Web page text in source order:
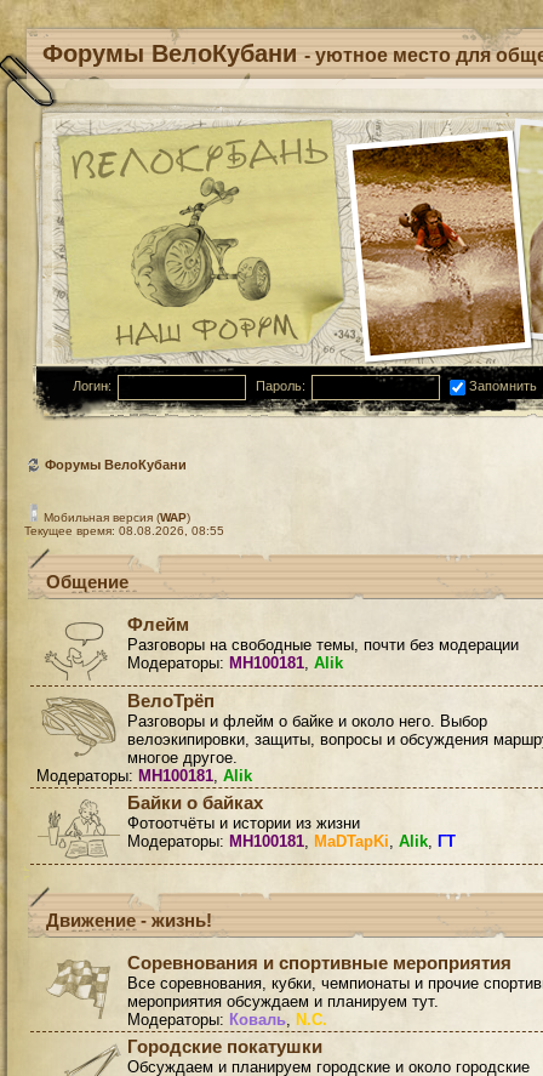
Форумы ВелоКубани - уютное место для
Логин: Пароль: Запомнить
Форумы ВелоКубани
Мобильная версия (WAP)
Текущее время: 08.08.2026, 08:55
Общение
Флейм
Разговоры на свободные темы, почти без модерации
Модераторы: MH100181, Alik
ВелоТрёп
Разговоры и флейм о байке и около него. Выбор
велоэкипировки, защиты, вопросы и обсуждения
многое другое.
Модераторы: MH100181, Alik
Байки о байках
Фотоотчёты и истории из жизни
Модераторы: MH100181, MaDTapKi, Alik, ГТ
Движение - жизнь!
Соревнования и спортивные мероприятия
Все соревнования, кубки, чемпионаты и прочие
мероприятия обсуждаем и планируем тут.
Модераторы: Коваль, N.C.
Городские покатушки
Обсуждаем и планируем городские и около городские